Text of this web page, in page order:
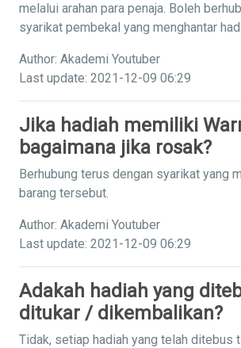
melalui arahan para penaja. Boleh
syarikat pembekal yang menghantar
Author: Akademi Youtuber
Last update: 2021-12-09 06:29
Jika hadiah memiliki
bagaimana jika rosak?
Berhubung terus dengan syarikat yang
barang tersebut.
Author: Akademi Youtuber
Last update: 2021-12-09 06:29
Adakah hadiah yang
ditukar / dikembalikan?
Tidak, setiap hadiah yang telah ditebus